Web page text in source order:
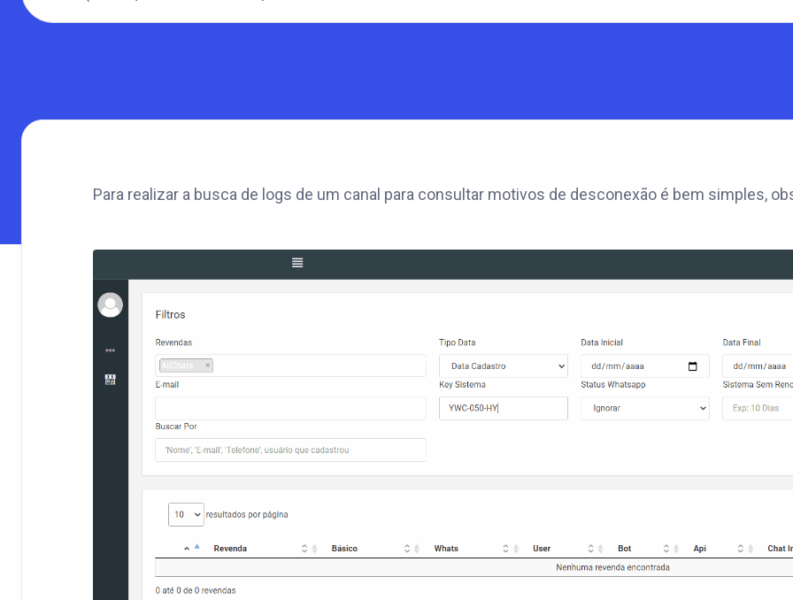
Para realizar a busca de logs de um canal para consultar motivos de desconexão é bem simples,